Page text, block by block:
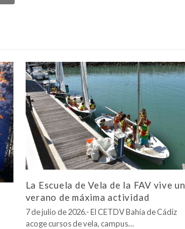
La Escuela de Vela de la FAV vive un
verano de máxima actividad
7 de julio de 2026.- El CETDV Bahía de Cádiz
acoge cursos de vela, campus…